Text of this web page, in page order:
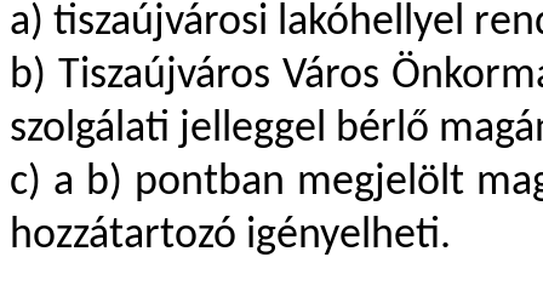
a) tiszaújvárosi lakóhellyel
b) Tiszaújváros Város
szolgálati jelleggel bérlő
c) a b) pontban megjelölt
hozzátartozó igényelheti.